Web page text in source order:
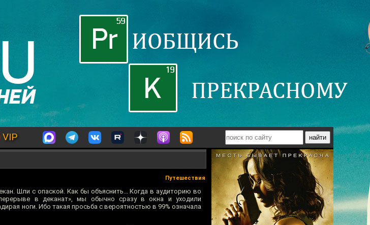
VIP
Путешествия
Шли с опаской. Как бы объяснить... Когда в аудиторию во
в деканат», мы обычно сразу в окна и уходили
ноги. Ибо такая просьба с вероятностью в 99% означала